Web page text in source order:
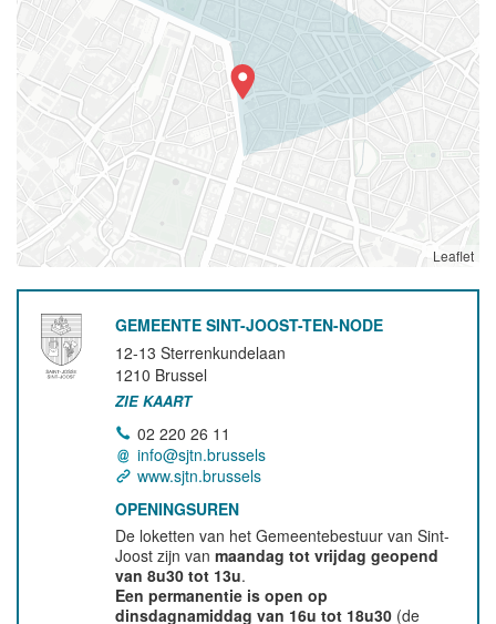
Leaflet
GEMEENTE SINT-JOOST-TEN-NODE
12-13 Sterrenkundelaan
1210 Brussel
ZIE KAART
02 220 26 11
info@sjtn.brussels
www.sjtn.brussels
OPENINGSUREN
De loketten van het Gemeentebestuur van Sint-
Joost zijn vanmaandag tot vrijdag geopend
van 8u30 tot 13u.
Een permanentie is open op
dinsdagnamiddag van 16u tot 18u30 (de